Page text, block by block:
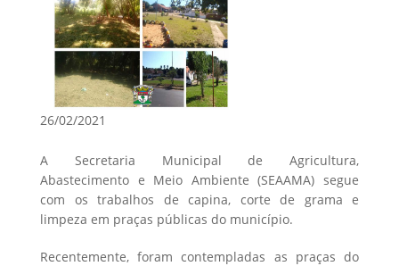
26/02/2021
A Secretaria Municipal de Agricultura,
Abastecimento e Meio Ambiente (SEAAMA) segue
com os trabalhos de capina, corte de grama e
limpeza em praças públicas do município.
Recentemente, foram contempladas as praças do